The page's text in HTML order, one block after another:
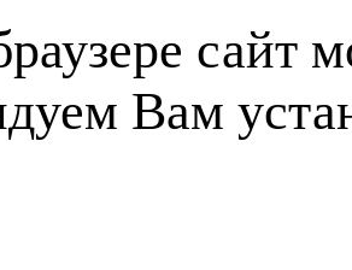
сайт
Вам